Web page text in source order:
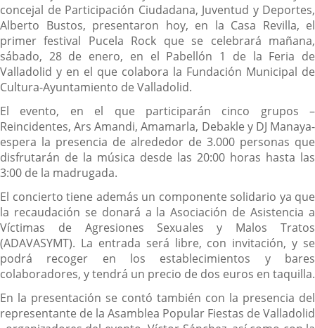
concejal de Participación Ciudadana, Juventud y Deportes,
Alberto Bustos, presentaron hoy, en la Casa Revilla, el
primer festival Pucela Rock que se celebrará mañana,
sábado, 28 de enero, en el Pabellón 1 de la Feria de
Valladolid y en el que colabora la Fundación Municipal de
Cultura-Ayuntamiento de Valladolid.
El evento, en el que participarán cinco grupos –
Reincidentes, Ars Amandi, Amamarla, Debakle y DJ Manaya-
espera la presencia de alrededor de 3.000 personas que
disfrutarán de la música desde las 20:00 horas hasta las
3:00 de la madrugada.
El concierto tiene además un componente solidario ya que
la recaudación se donará a la Asociación de Asistencia a
Víctimas de Agresiones Sexuales y Malos Tratos
(ADAVASYMT). La entrada será libre, con invitación, y se
podrá recoger en los establecimientos y bares
colaboradores, y tendrá un precio de dos euros en taquilla.
En la presentación se contó también con la presencia del
representante de la Asamblea Popular Fiestas de Valladolid